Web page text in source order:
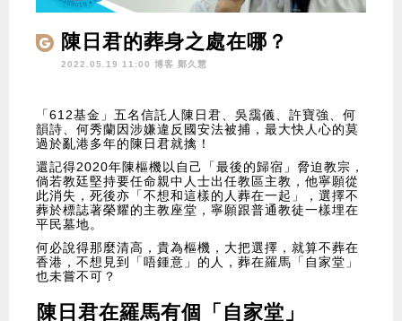
陳日君的葬身之處在哪？
2022.05.19 11:00 博客 鄭久慧
「612基金」五名信託人陳日君、吳靄儀、許寶強、何
韻詩、何秀蘭因涉嫌違反國安法被捕，最大快人心的莫
過於亂港多年的陳日君就擒！
還記得2020年陳樞機以自己「最後的歸宿」脅迫教宗，
倘若教廷堅持要任命親中人士出任教區主教，他寧願從
此消失，死後亦「不想和這樣的人葬在一起」，選擇不
葬於標誌著榮耀的主教座堂，寧願跟普通教徒一樣埋在
平民墓地。
何必說得那麼清高，貴為樞機，大把選擇，就算不葬在
香港，不想見到「唔鍾意」的人，葬在羅馬「自家堂」
也未嘗不可？
陳日君在羅馬有個「自家堂」